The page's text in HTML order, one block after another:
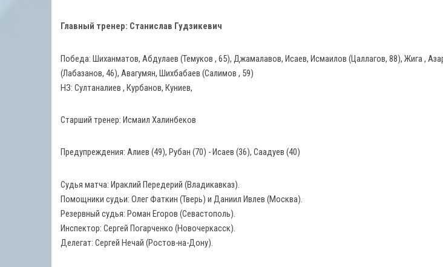
Главный тренер: Станислав Гудзикевич
Победа: Шиханматов, Абдулаев (Темуков , 65), Джамалавов, Исаев, Исмаилов (Цаллагов, 88), Жига ,
(Лабазанов, 46), Авагумян, Шихбабаев (Салимов , 59)
НЗ: Султаналиев , Курбанов, Куниев,
Старший тренер: Исмаил Халинбеков
Предупреждения: Алиев (49), Рубан (70) - Исаев (36), Саадуев (40)
Судья матча: Ираклий Передерий (Владикавказ).
Помощники судьи: Олег Фаткин (Тверь) и Даниил Ивлев (Москва).
Резервный судья: Роман Егоров (Севастополь).
Инспектор: Сергей Погарченко (Новочеркасск).
Делегат: Сергей Нечай (Ростов-на-Дону).